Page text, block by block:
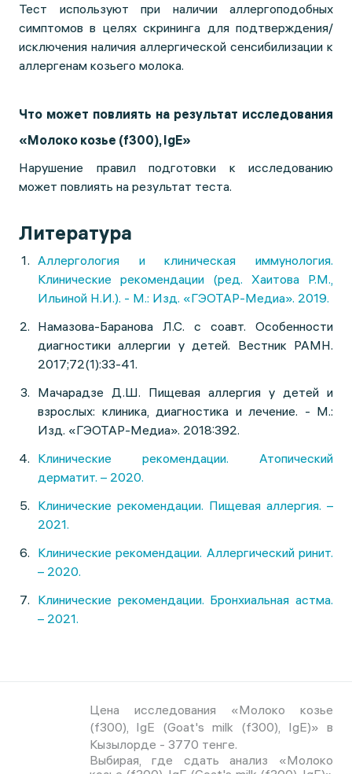
Тест используют при наличии аллергоподобных
симптомов в целях скрининга для подтверждения/
исключения наличия аллергической сенсибилизации к
аллергенам козьего молока.
Что может повлиять на результат исследования
«Молоко козье (f300), IgE»
Нарушение правил подготовки к исследованию
может повлиять на результат теста.
Литература
Аллергология и клиническая иммунология.
Клинические рекомендации (ред. Хаитова Р.М.,
Ильиной Н.И.). - М.: Изд. «ГЭОТАР-Медиа». 2019.
Намазова-Баранова Л.С. с соавт. Особенности
диагностики аллергии у детей. Вестник РАМН.
2017;72(1):33-41.
Мачарадзе Д.Ш. Пищевая аллергия у детей и
взрослых: клиника, диагностика и лечение. - М.:
Изд. «ГЭОТАР-Медиа». 2018:392.
Клинические рекомендации. Атопический
дерматит. – 2020.
Клинические рекомендации. Пищевая аллергия. –
2021.
Клинические рекомендации. Аллергический ринит.
– 2020.
Клинические рекомендации. Бронхиальная астма.
– 2021.
Цена исследования «Молоко козье
(f300), IgE (Goat's milk (f300), IgE)» в
Кызылорде - 3770 тенге.
Выбирая, где сдать анализ «Молоко